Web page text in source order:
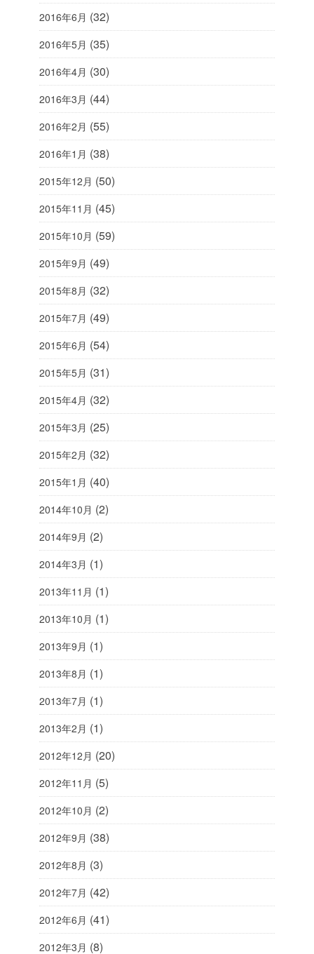
2016年6月 (32)
2016年5月 (35)
2016年4月 (30)
2016年3月 (44)
2016年2月 (55)
2016年1月 (38)
2015年12月 (50)
2015年11月 (45)
2015年10月 (59)
2015年9月 (49)
2015年8月 (32)
2015年7月 (49)
2015年6月 (54)
2015年5月 (31)
2015年4月 (32)
2015年3月 (25)
2015年2月 (32)
2015年1月 (40)
2014年10月 (2)
2014年9月 (2)
2014年3月 (1)
2013年11月 (1)
2013年10月 (1)
2013年9月 (1)
2013年8月 (1)
2013年7月 (1)
2013年2月 (1)
2012年12月 (20)
2012年11月 (5)
2012年10月 (2)
2012年9月 (38)
2012年8月 (3)
2012年7月 (42)
2012年6月 (41)
2012年3月 (8)